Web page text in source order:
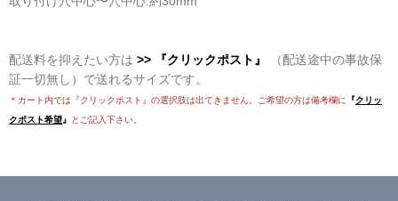
配送料を抑えたい方は >> 『クリックポスト』
（配送途中の事故保
証一切無し）で送れるサイズです。
＊カート内では『クリックポスト』の選択肢は出てきません。ご希望の方は備考欄に 『クリッ
クポスト希望』 とご記入下さい。